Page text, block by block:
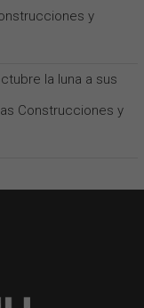
y
la luna a sus
Construcciones y